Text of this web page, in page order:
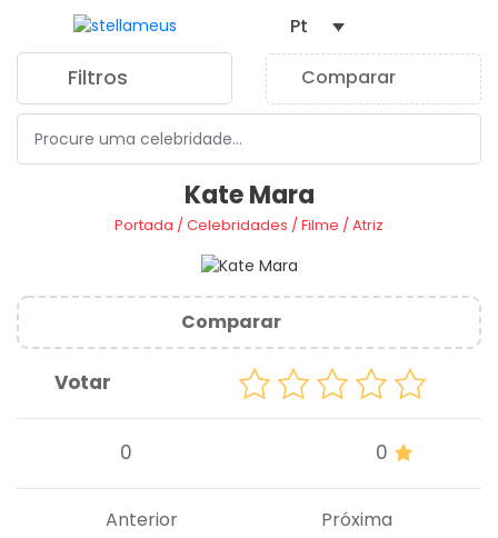
Filtros Comparar
Pt
Kate Mara
Portada /Celebridades /Filme /Atriz
Comparar
Votar
0 0
Próxima
Anterior